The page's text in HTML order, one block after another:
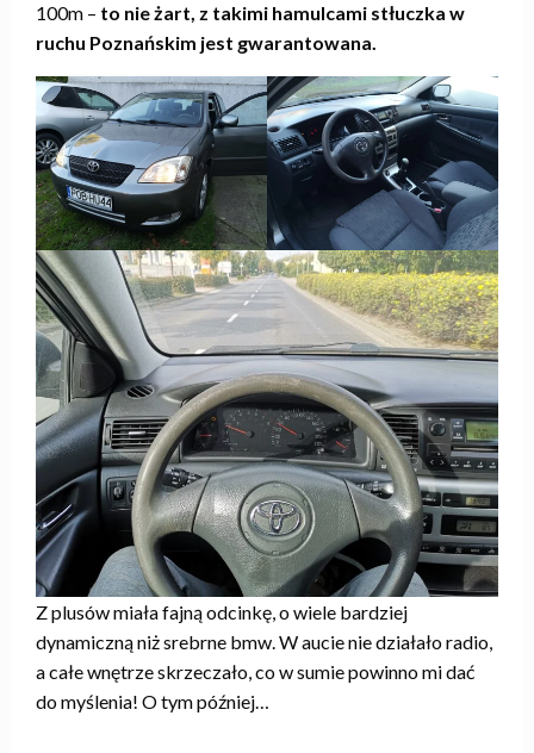
100m – to nie żart, z takimi hamulcami stłuczka w
ruchu Poznańskim jest gwarantowana.
Z plusów miała fajną odcinkę, o wiele bardziej
dynamiczną niż srebrne bmw. W aucie nie działało radio,
a całe wnętrze skrzeczało, co w sumie powinno mi dać
do myślenia! O tym później…